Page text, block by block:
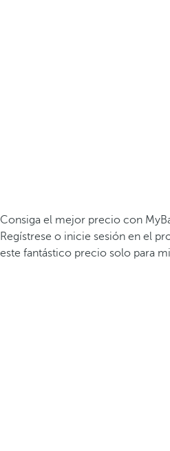
Consiga el mejor precio con
Regístrese o inicie sesión en el
este fantástico precio solo para